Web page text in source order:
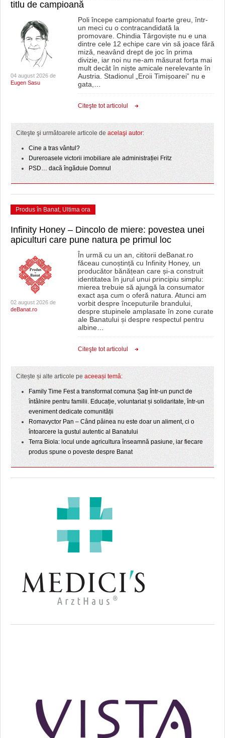
titlu de campioană
04 august 2026 de
Eugen Sasu
Poli începe campionatul foarte greu, într-
un meci cu o contracandidată la
promovare. Chindia Târgoviște nu e una
dintre cele 12 echipe care vin să joace fără
miză, neavând drept de joc în prima
divizie, iar noi nu ne-am măsurat forța mai
mult decât în niște amicale nerelevante în
Austria. Stadionul „Eroii Timișoarei” nu e
gata,
Citeşte tot articolul
Citeşte şi următoarele articole de acelaşi autor:
Cine a tras vântul?
Dureroasele victorii imobiliare ale administrației Fritz
PSD… dacă îngăduie Domnul
Produs în Banat, Ultima ora
Infinity Honey – Dincolo de miere: povestea unei
apiculturi care pune natura pe primul loc
02 august 2026 de
deBanat.ro
În urmă cu un an, cititorii deBanat.ro
făceau cunoștință cu Infinity Honey, un
producător bănățean care și-a construit
identitatea în jurul unui principiu simplu:
mierea trebuie să ajungă la consumator
exact așa cum o oferă natura. Atunci am
vorbit despre începuturile brandului,
despre stupinele amplasate în zone curate
ale Banatului și despre respectul pentru
albine…
Citeşte tot articolul
Citește și alte articole pe aceeași temă:
Family Time Fest a transformat comuna Șag într-un punct de
întâlnire pentru familii. Educație, voluntariat și solidaritate, într-un
eveniment dedicate comunității
Romavyctor Pan – Când pâinea nu este doar un aliment, ci o
întoarcere la gustul autentic al Banatului
Terra Biola: locul unde agricultura înseamnă pasiune, iar fiecare
produs spune o poveste despre Banat